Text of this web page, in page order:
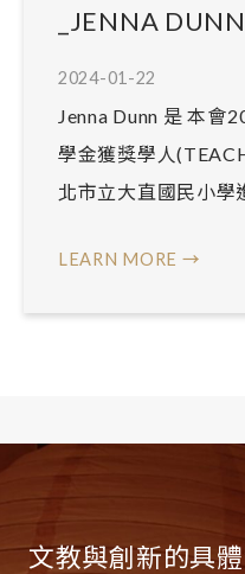
_JENNA DUNN
2024-01-22
Jenna Dunn 是 本會
學金獲獎學人
北市立大直國民小學
LEARN MORE →
文教與創新的具